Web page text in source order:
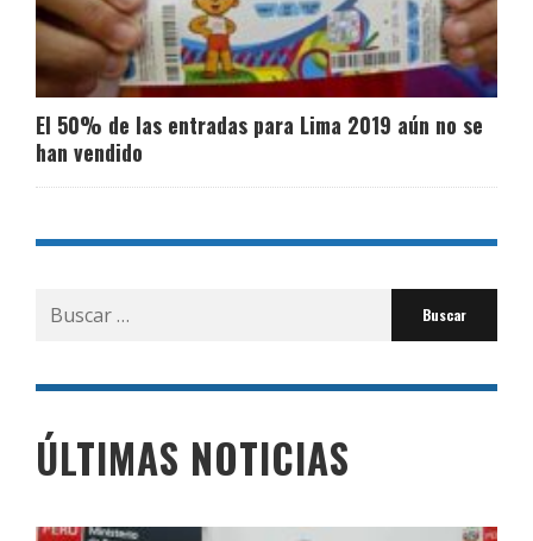
El 50% de las entradas para Lima 2019 aún no se
han vendido
Buscar
por:
ÚLTIMAS NOTICIAS